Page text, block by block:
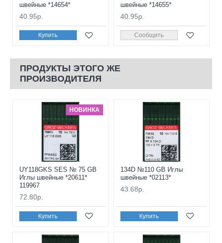
швейные *14654*
40.95р.
Купить
швейные *14655*
40.95р.
Сообщить
ПРОДУКТЫ ЭТОГО ЖЕ
ПРОИЗВОДИТЕЛЯ
НОВИНКА
UY118GKS SES № 75 GB
Иглы швейные *20611*
119967
72.80р.
Купить
134D №110 GB Иглы
швейные *02113*
43.68р.
Купить